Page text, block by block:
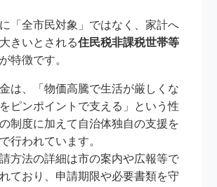
「全市民対象」ではなく、家計へ
きいとされる住民税非課税世帯等
が特徴です。
は、「物価高騰で生活が厳しくな
ピンポイントで支える」という性
制度に加えて自治体独自の支援を
行われています。
方法の詳細は市の案内や広報等で
ており、申請期限や必要書類を守